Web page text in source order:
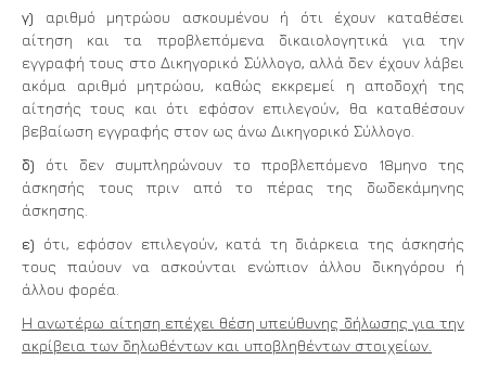
γ) αριθμό μητρώου ασκουμένου ή ότι έχουν καταθέσει
αίτηση και τα προβλεπόμενα δικαιολογητικά για την
εγγραφή τους στο Δικηγορικό Σύλλογο, αλλά δεν έχουν λάβει
ακόμα αριθμό μητρώου, καθώς εκκρεμεί η αποδοχή της
αίτησής τους και ότι εφόσον επιλεγούν, θα καταθέσουν
βεβαίωση εγγραφής στον ως άνω Δικηγορικό Σύλλογο.
δ) ότι δεν συμπληρώνουν το προβλεπόμενο 18μηνο της
άσκησής τους πριν από το πέρας της δωδεκάμηνης
άσκησης.
ε) ότι, εφόσον επιλεγούν, κατά τη διάρκεια της άσκησής
τους παύουν να ασκούνται ενώπιον άλλου δικηγόρου ή
άλλου φορέα.
Η ανωτέρω αίτηση επέχει θέση υπεύθυνης δήλωσης για την
ακρίβεια των δηλωθέντων και υποβληθέντων στοιχείων.